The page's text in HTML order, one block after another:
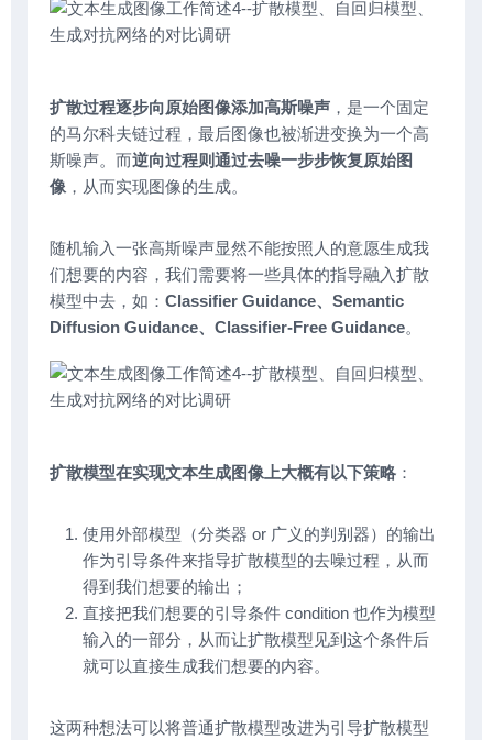
扩散过程逐步向原始图像添加高斯噪声 ，是一个固定
的马尔科夫链过程，最后图像也被渐进变换为一个高
斯噪声。而逆向过程则通过去噪一步步恢复原始图
像 ，从而实现图像的生成。
随机输入一张高斯噪声显然不能按照人的意愿生成我
们想要的内容，我们需要将一些具体的指导融入扩散
模型中去，如： Classifier Guidance、Semantic
Diffusion Guidance、Classifier-Free Guidance。
扩散模型在实现文本生成图像上大概有以下策略 ：
使用外部模型（分类器 or 广义的判别器）的输出
作为引导条件来指导扩散模型的去噪过程，从而
得到我们想要的输出；
直接把我们想要的引导条件 condition 也作为模型
输入的一部分，从而让扩散模型见到这个条件后
就可以直接生成我们想要的内容。
这两种想法可以将普通扩散模型改进为引导扩散模型